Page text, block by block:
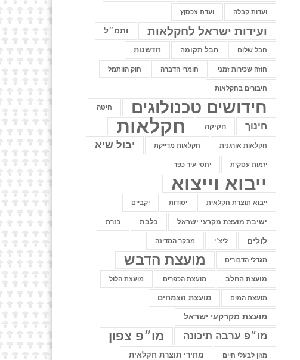
ועדות קבלה ועדת צכסןץ
ועידות ישראל לחקלאות ותמ״ל
חבל שלום חבל תקומה חדשנות
חוזה שכירות זמני חומרי הדברה חוק הוותמל
חיבורים בחקלאות
חידושים טכנולוגים חיטה
חינוך חקיקה חקלאות
חקלאות אורגנית חקלאות מדייקת יבול שיא
יזמות עסקית יחסי עיר כפר
ייבוא וייצוא
ייבוא תוצרת חקלאית יסודות יקביים
ישיבת מועצת מקרעי ישראל כלבת כנרת
לולים ליצ׳י מבקר המדינה
מגדלי הדבורים מועצת הדבש
מועצת החלב מועצת הכפרים מועצת הלול
מועצת המים מועצת הצמחים
מועצת מקרקעי ישראל
מו״פ ערבה תיכונה מו״פ צפון
מזון לבעלי חיים מחירי תוצרת חקלאית